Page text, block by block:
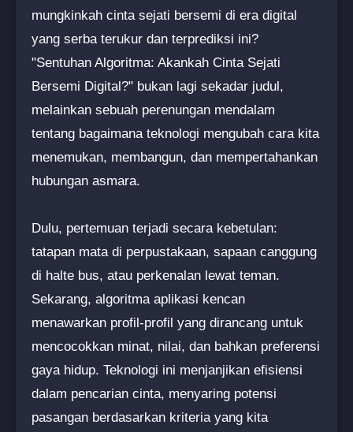
mungkinkah cinta sejati bersemi di era digital
yang serba terukur dan terprediksi ini?
"Sentuhan Algoritma: Akankah Cinta Sejati
Bersemi Digital?" bukan lagi sekadar judul,
melainkan sebuah perenungan mendalam
tentang bagaimana teknologi mengubah cara kita
menemukan, membangun, dan mempertahankan
hubungan asmara.
Dulu, pertemuan terjadi secara kebetulan:
tatapan mata di perpustakaan, sapaan canggung
di halte bus, atau perkenalan lewat teman.
Sekarang, algoritma aplikasi kencan
menawarkan profil-profil yang dirancang untuk
mencocokkan minat, nilai, dan bahkan preferensi
gaya hidup. Teknologi ini menjanjikan efisiensi
dalam pencarian cinta, menyaring potensi
pasangan berdasarkan kriteria yang kita